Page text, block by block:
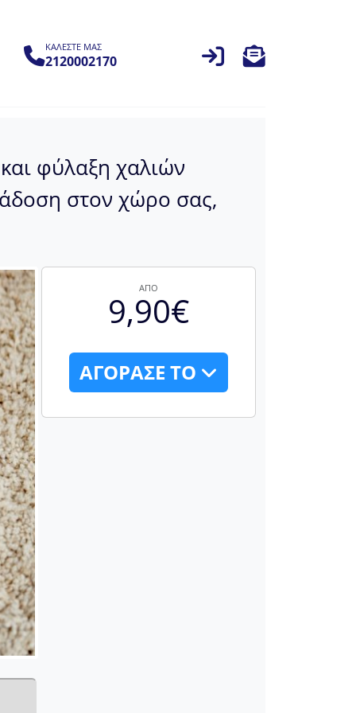
ΚΑΛΕΣΤΕ ΜΑΣ
2120002170
φύλαξη χαλιών
στον χώρο σας,
ΑΠΟ
9,90€
ΑΓΟΡΑΣΕ ΤΟ